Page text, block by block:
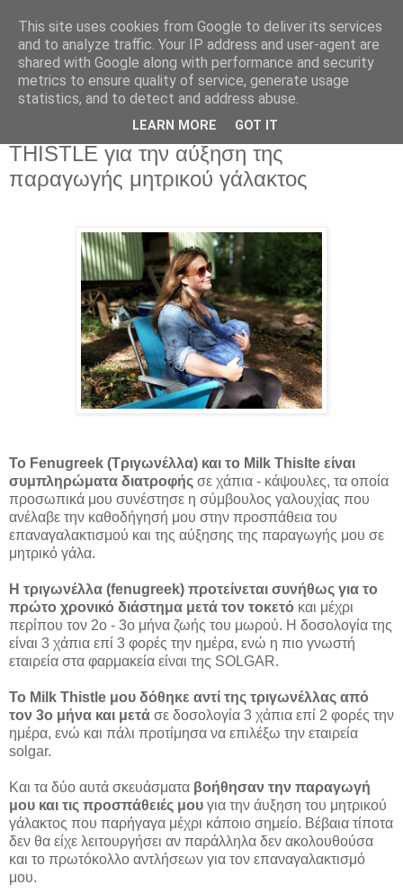
FENUGREEK (Τριγωνέλλα) και MILK
THISTLE για την αύξηση της
παραγωγής μητρικού γάλακτος
To Fenugreek (Τριγωνέλλα) και το Milk Thislte είναι
συμπληρώματα διατροφής σε χάπια - κάψουλες, τα οποία
προσωπικά μου συνέστησε η σύμβουλος γαλουχίας που
ανέλαβε την καθοδήγησή μου στην προσπάθεια του
επαναγαλακτισμού και της αύξησης της παραγωγής μου σε
μητρικό γάλα.
Η τριγωνέλλα (fenugreek) προτείνεται συνήθως για το
πρώτο χρονικό διάστημα μετά τον τοκετό και μέχρι
περίπου τον 2ο - 3ο μήνα ζωής του μωρού. Η δοσολογία της
είναι 3 χάπια επί 3 φορές την ημέρα, ενώ η πιο γνωστή
εταιρεία στα φαρμακεία είναι της SOLGAR.
Το Milk Thistle μου δόθηκε αντί της τριγωνέλλας από
τον 3ο μήνα και μετά σε δοσολογία 3 χάπια επί 2 φορές την
ημέρα, ενώ και πάλι προτίμησα να επιλέξω την εταιρεία
solgar.
Και τα δύο αυτά σκευάσματα βοήθησαν την παραγωγή
μου και τις προσπάθειές μου για την άυξηση του μητρικού
γάλακτος που παρήγαγα μέχρι κάποιο σημείο. Βέβαια τίποτα
δεν θα είχε λειτουργήσει αν παράλληλα δεν ακολουθούσα
και το πρωτόκολλο αντλήσεων για τον επαναγαλακτισμό
μου.
This site uses cookies from Google to deliver its services
and to analyze traffic. Your IP address and user-agent are
shared with Google along with performance and security
metrics to ensure quality of service, generate usage
statistics, and to detect and address abuse.
LEARN MORE GOT IT